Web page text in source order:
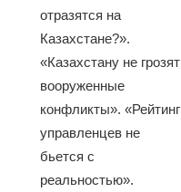
отразятся на
Казахстане?».
«Казахстану не грозят
вооруженные
конфликты». «Рейтинг
управленцев не
бьется с
реальностью».